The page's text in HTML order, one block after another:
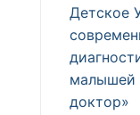
Детское
малышей
доктор»